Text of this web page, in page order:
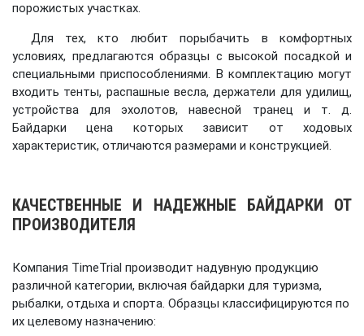
порожистых участках.
Для тех, кто любит порыбачить в комфортных
условиях, предлагаются образцы с высокой посадкой и
специальными приспособлениями. В комплектацию могут
входить тенты, распашные весла, держатели для удилищ,
устройства для эхолотов, навесной транец и т. д.
Байдарки цена которых зависит от ходовых
характеристик, отличаются размерами и конструкцией.
КАЧЕСТВЕННЫЕ И НАДЕЖНЫЕ БАЙДАРКИ ОТ
ПРОИЗВОДИТЕЛЯ
Компания TimeTrial производит надувную продукцию
различной категории, включая байдарки для туризма,
рыбалки, отдыха и спорта. Образцы классифицируются по
их целевому назначению: